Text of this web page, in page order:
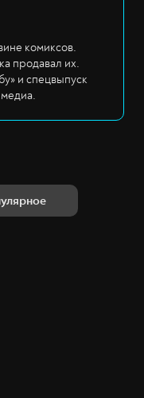
комиксов.
продавал их.
и спецвыпуск